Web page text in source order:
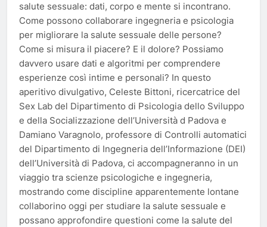
salute sessuale: dati, corpo e mente si incontrano.
Come possono collaborare ingegneria e psicologia
per migliorare la salute sessuale delle persone?
Come si misura il piacere? E il dolore? Possiamo
davvero usare dati e algoritmi per comprendere
esperienze così intime e personali? In questo
aperitivo divulgativo, Celeste Bittoni, ricercatrice del
Sex Lab del Dipartimento di Psicologia dello Sviluppo
e della Socializzazione dell’Università d Padova e
Damiano Varagnolo, professore di Controlli automatici
del Dipartimento di Ingegneria dell’Informazione (DEI)
dell’Università di Padova, ci accompagneranno in un
viaggio tra scienze psicologiche e ingegneria,
mostrando come discipline apparentemente lontane
collaborino oggi per studiare la salute sessuale e
possano approfondire questioni come la salute del